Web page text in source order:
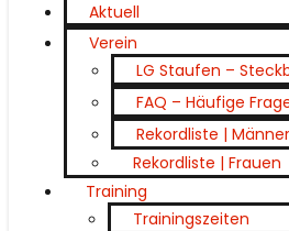
Aktuell
Verein
LG Staufen –
FAQ – Häufige
Rekordliste | Männer
Rekordliste | Frauen
Training
Trainingszeiten